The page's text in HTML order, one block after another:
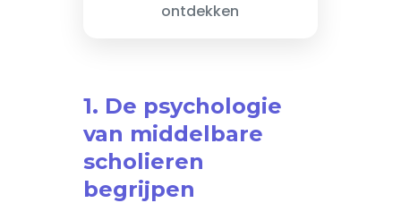
ontdekken
1. De psychologie
van middelbare
scholieren
begrijpen